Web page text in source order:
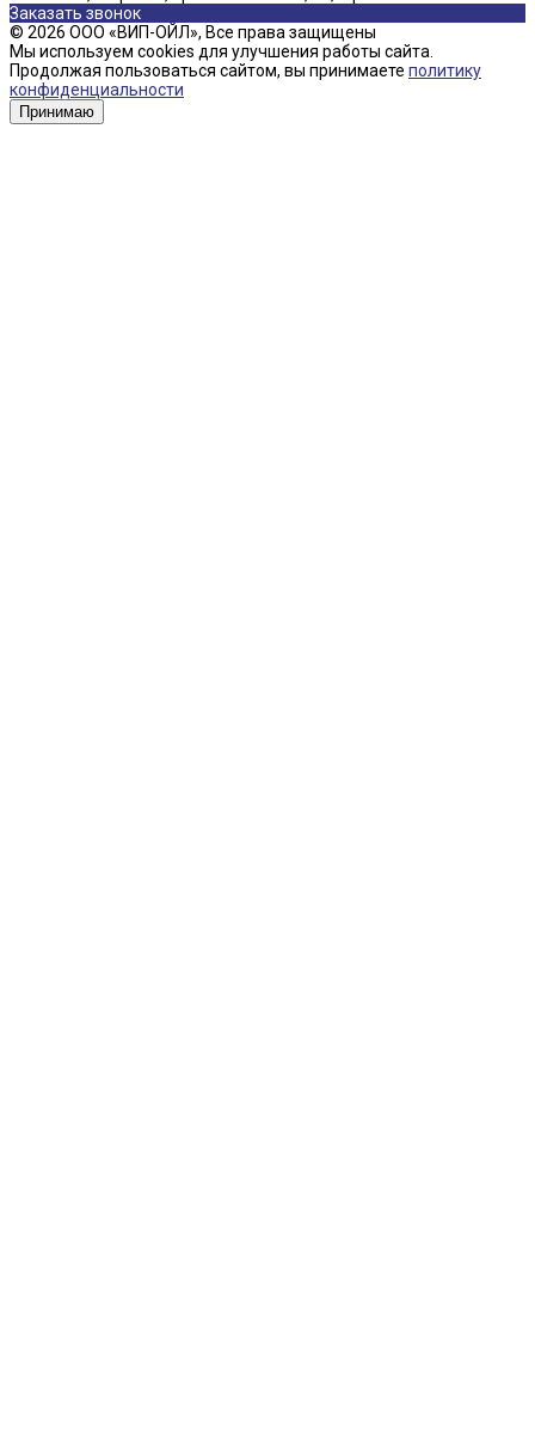
Заказать звонок
© 2026 ООО «ВИП-ОЙЛ», Все права защищены
Мы используем cookies для улучшения работы сайта.
Продолжая пользоваться сайтом, вы принимаете политику
конфиденциальности
Принимаю